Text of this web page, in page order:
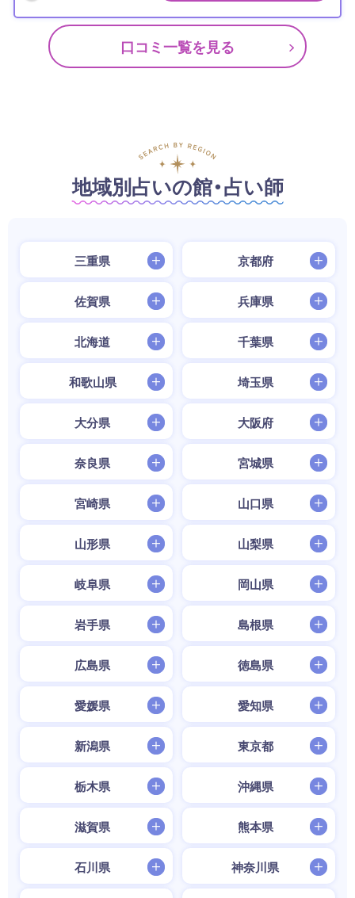
口コミ一覧を見る
地域別占いの館・占い師
三重県 京都府
佐賀県 兵庫県
北海道 千葉県
和歌山県 埼玉県
大分県 大阪府
奈良県 宮城県
宮崎県 山口県
山形県 山梨県
岐阜県 岡山県
岩手県 島根県
広島県 徳島県
愛媛県 愛知県
新潟県 東京都
栃木県 沖縄県
滋賀県 熊本県
石川県 神奈川県